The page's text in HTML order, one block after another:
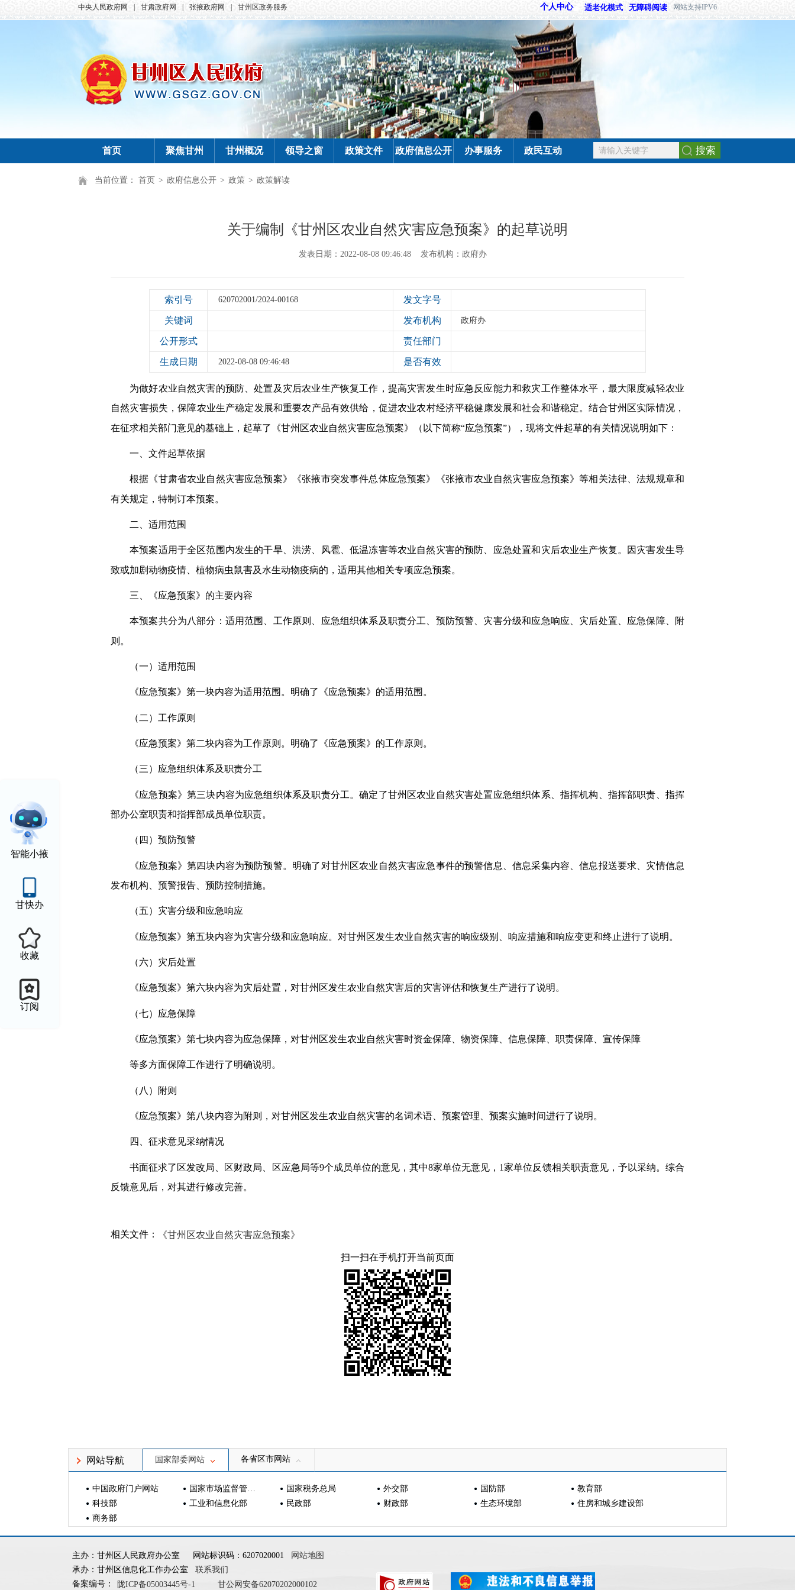
中央人民政府网 甘肃政府网 张掖政府网 甘州区政务服务 网站支持IPV6
无障碍阅读
适老化模式
个人中心
首页 聚焦甘州 甘州概况 领导之窗 政策文件 政府信息公开 办事服务 政民互动 搜索
智能小掖
甘快办
收藏
订阅
当前位置： 首页 > 政府信息公开 > 政策 > 政策解读
关于编制《甘州区农业自然灾害应急预案》的起草说明
发表日期：2022-08-08 09:46:48 发布机构：政府办
索引号 620702001/2024-00168 发文字号
关键词 发布机构 政府办
公开形式 责任部门
生成日期 2022-08-08 09:46:48 是否有效
为做好农业自然灾害的预防、处置及灾后农业生产恢复工作，提高灾害发生时应急反应能力和救灾工作整体水平，最大限度减轻农业
自然灾害损失，保障农业生产稳定发展和重要农产品有效供给，促进农业农村经济平稳健康发展和社会和谐稳定。结合甘州区实际情况，
在征求相关部门意见的基础上，起草了《甘州区农业自然灾害应急预案》（以下简称“应急预案”），现将文件起草的有关情况说明如下：
一、文件起草依据
根据《甘肃省农业自然灾害应急预案》《张掖市突发事件总体应急预案》《张掖市农业自然灾害应急预案》等相关法律、法规规章和
有关规定，特制订本预案。
二、适用范围
本预案适用于全区范围内发生的干旱、洪涝、风雹、低温冻害等农业自然灾害的预防、应急处置和灾后农业生产恢复。因灾害发生导
致或加剧动物疫情、植物病虫鼠害及水生动物疫病的，适用其他相关专项应急预案。
三、《应急预案》的主要内容
本预案共分为八部分：适用范围、工作原则、应急组织体系及职责分工、预防预警、灾害分级和应急响应、灾后处置、应急保障、附
则。
（一）适用范围
《应急预案》第一块内容为适用范围。明确了《应急预案》的适用范围。
（二）工作原则
《应急预案》第二块内容为工作原则。明确了《应急预案》的工作原则。
（三）应急组织体系及职责分工
《应急预案》第三块内容为应急组织体系及职责分工。确定了甘州区农业自然灾害处置应急组织体系、指挥机构、指挥部职责、指挥
部办公室职责和指挥部成员单位职责。
（四）预防预警
《应急预案》第四块内容为预防预警。明确了对甘州区农业自然灾害应急事件的预警信息、信息采集内容、信息报送要求、灾情信息
发布机构、预警报告、预防控制措施。
（五）灾害分级和应急响应
《应急预案》第五块内容为灾害分级和应急响应。对甘州区发生农业自然灾害的响应级别、响应措施和响应变更和终止进行了说明。
（六）灾后处置
《应急预案》第六块内容为灾后处置，对甘州区发生农业自然灾害后的灾害评估和恢复生产进行了说明。
（七）应急保障
《应急预案》第七块内容为应急保障，对甘州区发生农业自然灾害时资金保障、物资保障、信息保障、职责保障、宣传保障
等多方面保障工作进行了明确说明。
（八）附则
《应急预案》第八块内容为附则，对甘州区发生农业自然灾害的名词术语、预案管理、预案实施时间进行了说明。
四、征求意见采纳情况
书面征求了区发改局、区财政局、区应急局等9个成员单位的意见，其中8家单位无意见，1家单位反馈相关职责意见，予以采纳。综合
反馈意见后，对其进行修改完善。
相关文件： 《甘州区农业自然灾害应急预案》
扫一扫在手机打开当前页面
网站导航 国家部委网站 各省区市网站
中国政府门户网站 国家市场监督管理总局 国家税务总局 外交部 国防部
教育部
科技部
工业和信息化部 民政部 财政部 生态环境部
住房和城乡建设部
商务部
主办：甘州区人民政府办公室 网站标识码：6207020001
网站地图
承办：甘州区信息化工作办公室
联系我们
备案编号：
陇ICP备05003445号-1 甘公网安备62070202000102